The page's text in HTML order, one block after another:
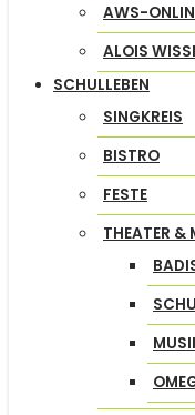
AWS-
ALOIS
SCHULLEBEN
SINGKREIS
BISTRO
FESTE
THEATER &